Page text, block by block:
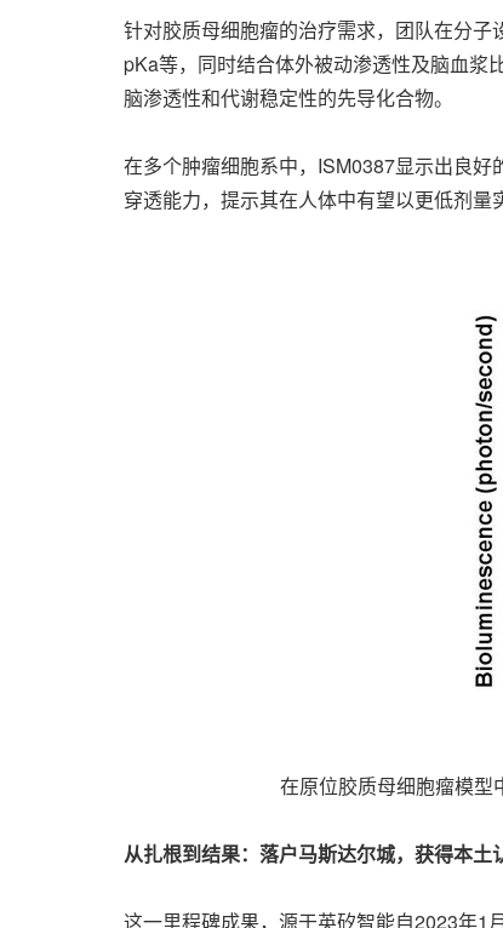
针对胶质母细胞瘤的治疗需求，团队在分
pKa等，同时结合体外被动渗透性及脑血浆
脑渗透性和代谢稳定性的先导化合物。
在多个肿瘤细胞系中，ISM0387显示出良好
穿透能力，提示其在人体中有望以更低剂量
在原位胶质母细胞瘤模型
从扎根到结果：落户马斯达尔城，获得本土
这一里程碑成果，源于英矽智能自2023年1